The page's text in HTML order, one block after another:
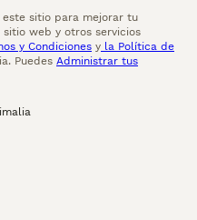
este sitio para mejorar tu
web y otros servicios
y Condiciones y la Política de
Puedes Administrar tus